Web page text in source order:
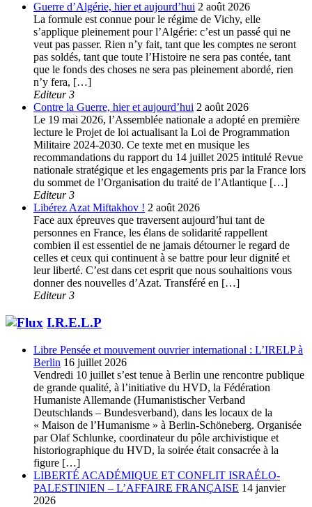
Guerre d’Algérie, hier et aujourd’hui 2 août 2026
La formule est connue pour le régime de Vichy, elle
s’applique pleinement pour l’Algérie: c’est un passé qui ne
veut pas passer. Rien n’y fait, tant que les comptes ne seront
pas soldés, tant que toute l’Histoire ne sera pas contée, tant
que le fonds des choses ne sera pas pleinement abordé, rien
n’y fera, […]
Editeur 3
Contre la Guerre, hier et aujourd’hui 2 août 2026
Le 19 mai 2026, l’Assemblée nationale a adopté en première
lecture le Projet de loi actualisant la Loi de Programmation
Militaire 2024-2030. Ce texte met en musique les
recommandations du rapport du 14 juillet 2025 intitulé Revue
nationale stratégique et les engagements pris par la France lors
du sommet de l’Organisation du traité de l’Atlantique […]
Editeur 3
Libérez Azat Miftakhov ! 2 août 2026
Face aux épreuves que traversent aujourd’hui tant de
personnes en France, les élans de solidarité rappellent
combien il est essentiel de ne jamais détourner le regard de
celles et ceux qui continuent à se battre pour leur dignité et
leur liberté. C’est dans cet esprit que nous souhaitions vous
donner des nouvelles d’Azat. Transféré en […]
Editeur 3
I.R.E.L.P
Libre Pensée et mouvement ouvrier international : L’IRELP à
Berlin 16 juillet 2026
Vendredi 10 juillet s’est tenue à Berlin une rencontre publique
de grande qualité, à l’initiative du HVD, la Fédération
Humaniste Allemande (Humanistischer Verband
Deutschlands – Bundesverband), dans les locaux de la
« Maison de l’Humanisme » à Berlin-Schöneberg. Organisée
par Olaf Schlunke, coordinateur du pôle archivistique et
historiographique du HVD, la soirée était consacrée à la
figure […]
LIBERTÉ ACADÉMIQUE ET CONFLIT ISRAÉLO-
PALESTINIEN – L’AFFAIRE FRANÇAISE 14 janvier
2026